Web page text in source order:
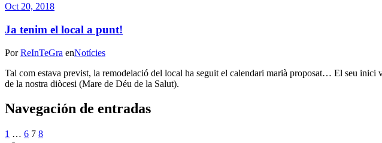
Oct 20, 2018
Ja tenim el local a punt!
PorReInTeGra enNotícies
Tal com estava previst, la remodelació del local ha seguit el calendari marià proposat… El seu inici
de la nostra diòcesi (Mare de Déu de la Salut).
Navegación de entradas
1 … 6 7 8